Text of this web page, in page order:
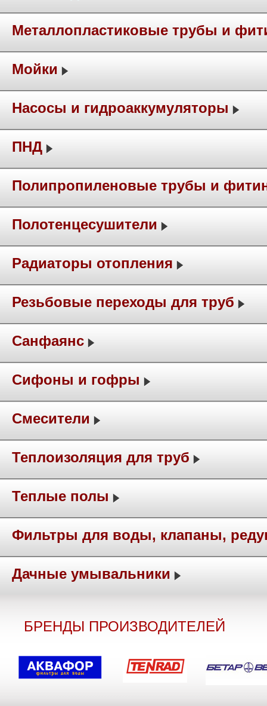
Металлопластиковые трубы и
Мойки
Насосы и гидроаккумуляторы
ПНД
Полипропиленовые трубы и
Полотенцесушители
Радиаторы отопления
Резьбовые переходы для труб
Санфаянс
Сифоны и гофры
Смесители
Теплоизоляция для труб
Теплые полы
Фильтры для воды, клапаны,
Дачные умывальники
БРЕНДЫ ПРОИЗВОДИТЕЛЕЙ